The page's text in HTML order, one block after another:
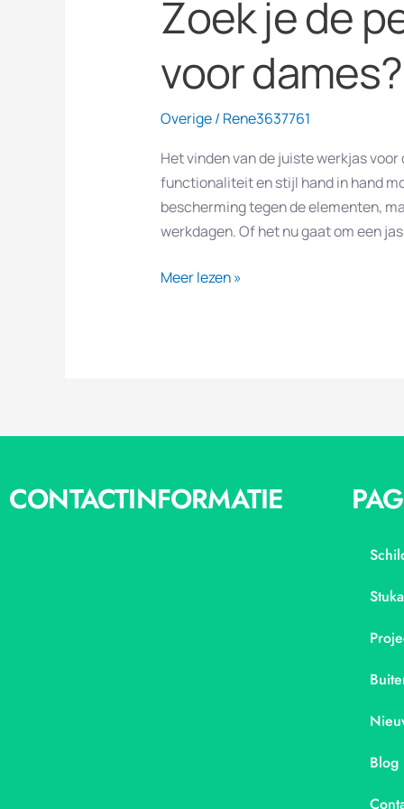
Zoek je de
voor dames?
Overige/ Rene3637761
Het vinden van de juiste werkjas
functionaliteit en stijl hand in hand
bescherming tegen de elementen,
werkdagen. Of het nu gaat om een
Meer lezen »
CONTACTINFORMATIE
Blog